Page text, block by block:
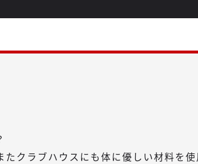
クラブハウスにも体に優しい材料を使